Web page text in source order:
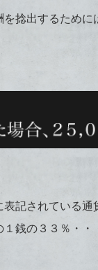
捻出するため
記されている
銭の３３％・